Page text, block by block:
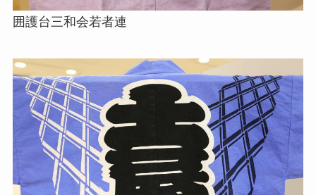
囲護台三和会若者連